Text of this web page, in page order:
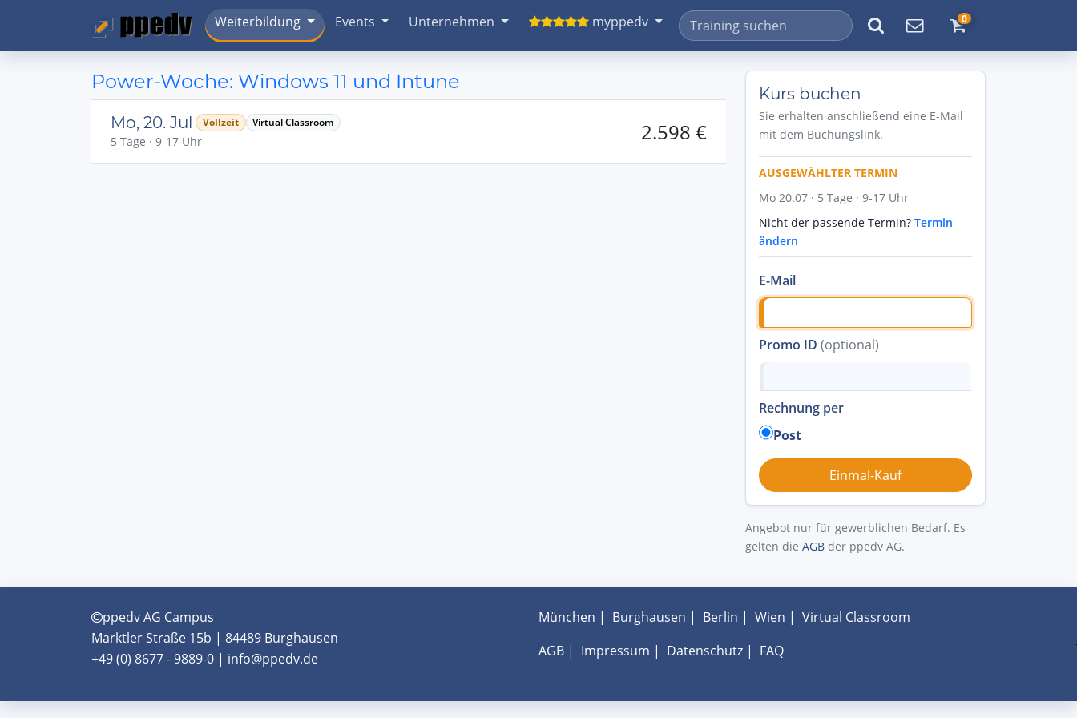
Weiterbildung Events Unternehmen myppedv 0
Power-Woche: Windows 11 und Intune
Mo, 20. Jul Vollzeit Virtual Classroom
5 Tage · 9-17 Uhr 2.598 €
Kurs buchen
Sie erhalten anschließend eine E-Mail
mit dem Buchungslink.
AUSGEWÄHLTER TERMIN
Mo 20.07 · 5 Tage · 9-17 Uhr
Nicht der passende Termin? Termin
ändern
E-Mail
Promo ID (optional)
Rechnung per
Post
Angebot nur für gewerblichen Bedarf. Es
gelten die AGB der ppedv AG.
ppedv AG Campus
Marktler Straße 15b | 84489 Burghausen
+49 (0) 8677 - 9889-0 | info@ppedv.de
München | Burghausen | Berlin | Wien | Virtual Classroom
AGB| Impressum | Datenschutz| FAQ